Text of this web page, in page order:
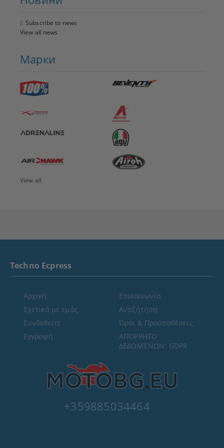
Subscribe to news
View all news
Марки
View all
+359885034464
Techno Ecpress
Αρχική
Σχετικά με εμάς
Συνδεθείτε
Εγγραφή
Επικοινωνία
Αναζήτηση
Όροι & Προϋποθέσεις
ΑΠΌΡΡΗΤΟ
ΔΕΔΟΜΈΝΩΝ: GDPR